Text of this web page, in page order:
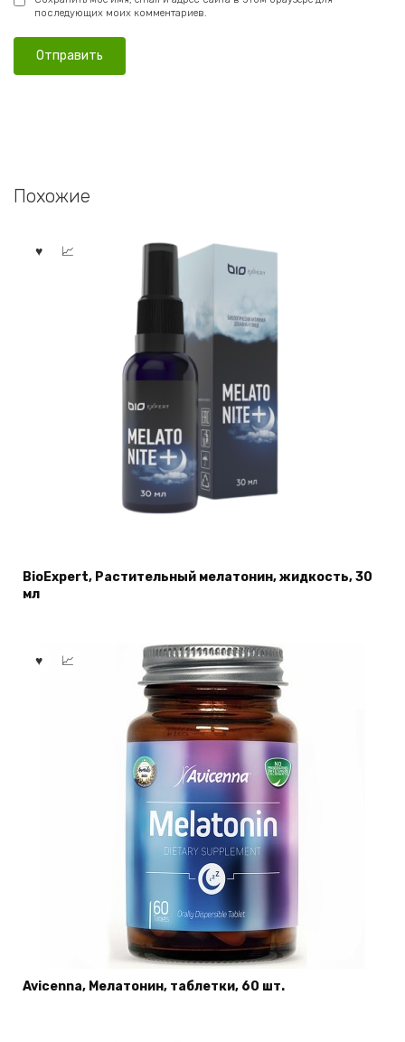
последующих моих комментариев.
Похожие
BioExpert, Растительный мелатонин, жидкость, 30
мл
Avicenna, Мелатонин, таблетки, 60 шт.